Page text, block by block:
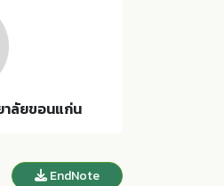
ลัยขอนแก่น
EndNote